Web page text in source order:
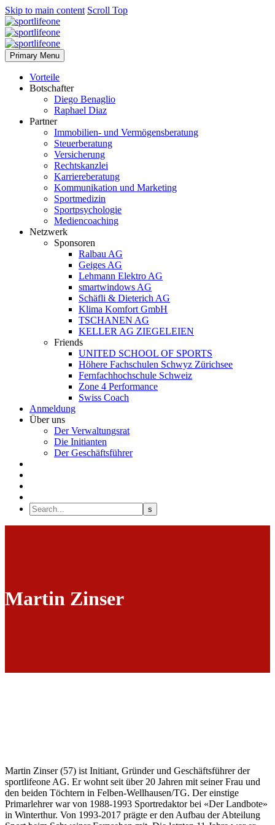
Skip to main content Scroll Top
Primary Menu
Vorteile
Botschafter
Diego Benaglio
Raphael Diaz
Partner
Immobilien- und Vermögensberatung
Steuerberatung
Versicherung
Rechtskanzlei
Karriereberatung
Kommunikation und Marketing
Sportmedizin
Sportpsychologie
Mediencoaching
Netzwerk
Sponsoren
Ralbau AG
Geiges AG
Lehmann Elektro AG
smartwindows AG
Schäfli & Dieterich AG
Klima Komfort GmbH
TSCHANEN AG
KELLER AG ZIEGELEIEN
Friends
UNITED SCHOOL OF SPORTS
Höhere Fachschulen Schwyz Zürichsee
Fernfachhochschule Schweiz
Zone 4 Performance
Swiss Coach
Anmeldung
Über uns
Der Verwaltungsrat
Die Initianten
Der Geschäftsführer
Martin Zinser
Martin Zinser (57) ist Initiant, Gründer und Geschäftsführer der
sportlifeone AG. Er wohnt seit über 20 Jahren mit seiner Frau und
den beiden Töchtern in Felben-Wellhausen/TG. Der einstige
Primarlehrer war von 1988-1993 Sportredaktor bei «Der Landbote»
in Winterthur. Von 1993-2017 prägte er den Aufbau der Abteilung